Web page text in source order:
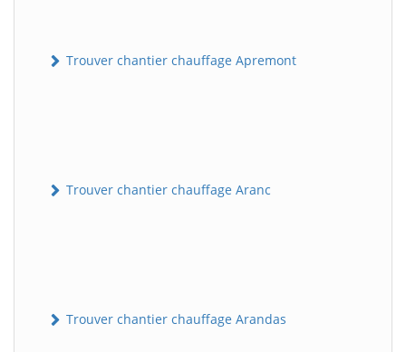
Trouver chantier chauffage Apremont
Trouver chantier chauffage Aranc
Trouver chantier chauffage Arandas